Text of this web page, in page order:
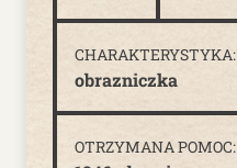
CHARAKTERYSTYKA:
obrazniczka
OTRZYMANA POMOC: